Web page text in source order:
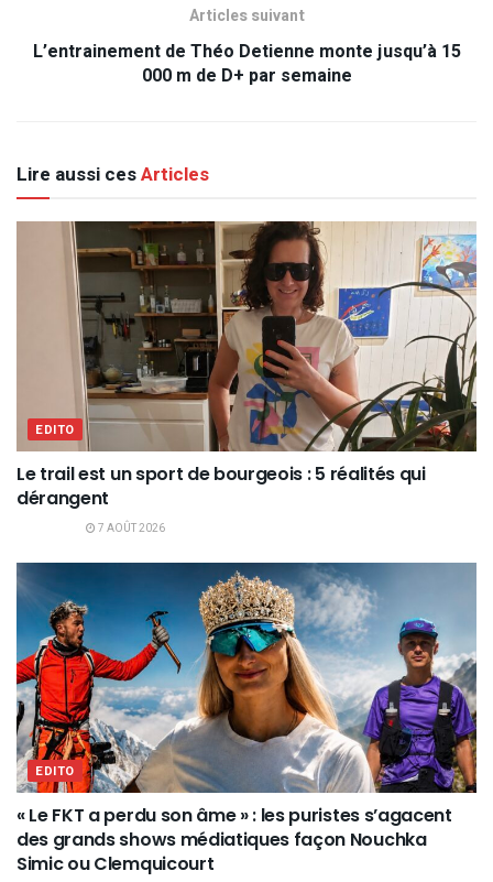
Articles suivant
L’entrainement de Théo Detienne monte jusqu’à 15
000 m de D+ par semaine
Lire aussi cesArticles
EDITO
Le trail est un sport de bourgeois : 5 réalités qui
dérangent
7 AOÛT 2026
EDITO
« Le FKT a perdu son âme » : les puristes s’agacent
des grands shows médiatiques façon Nouchka
Simic ou Clemquicourt